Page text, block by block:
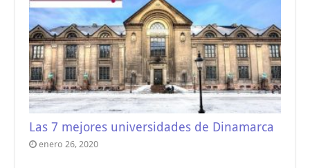
Las 7 mejores universidades de Dinamarca
enero 26, 2020